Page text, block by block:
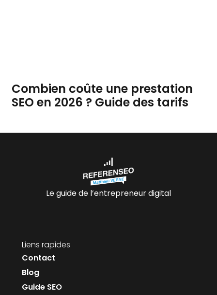
Combien coûte une prestation
SEO en 2026 ? Guide des tarifs
Le guide de l’entrepreneur digital
Liens rapides
Contact
Blog
Guide SEO